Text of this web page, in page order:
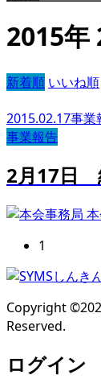
2015年
新着順 いいね順
2015.02.17事業
事業報告
2月17日
1
Copyright ©
Reserved.
ログイン